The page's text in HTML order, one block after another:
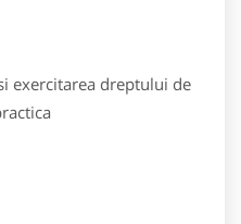
exercitarea dreptului de